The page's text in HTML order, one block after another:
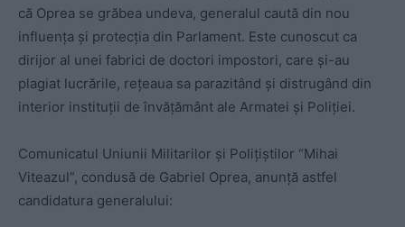
că Oprea se grăbea undeva, generalul caută din nou
influența și protecția din Parlament. Este cunoscut ca
dirijor al unei fabrici de doctori impostori, care și-au
plagiat lucrările, rețeaua sa parazitând și distrugând din
interior instituții de învățământ ale Armatei și Poliției.
Comunicatul Uniunii Militarilor și Polițiștilor “Mihai
Viteazul”, condusă de Gabriel Oprea, anunță astfel
candidatura generalului: